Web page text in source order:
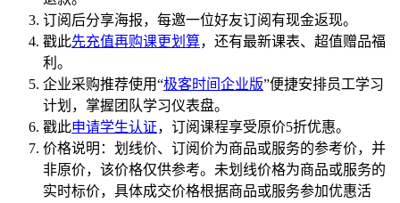
订阅后分享海报，每邀一位好友订阅有现金返现。
戳此先充值再购课更划算，还有最新课表、超值赠品福
利。
企业采购推荐使用“极客时间企业版”便捷安排员工学习
计划，掌握团队学习仪表盘。
戳此申请学生认证，订阅课程享受原价5折优惠。
价格说明：划线价、订阅价为商品或服务的参考价，并
非原价，该价格仅供参考。未划线价格为商品或服务的
实时标价，具体成交价格根据商品或服务参加优惠活